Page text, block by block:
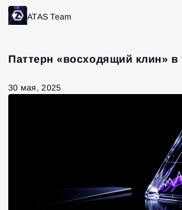
ATAS Team
Паттерн «восходящий клин» в
30 мая, 2025